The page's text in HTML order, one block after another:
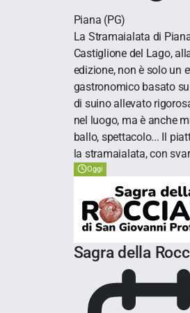
Piana (PG)
La Stramaialata di
Castiglione del Lago,
edizione, non è solo un
gastronomico basato
di suino allevato
nel luogo, ma è anche
ballo, spettacolo... Il
la stramaialata, con
Oggi
Sagra della